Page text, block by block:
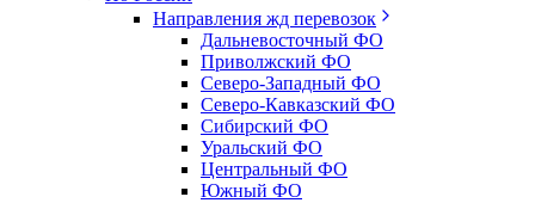
Направления жд перевозок
Дальневосточный ФО
Приволжский ФО
Северо-Западный ФО
Северо-Кавказский ФО
Сибирский ФО
Уральский ФО
Центральный ФО
Южный ФО